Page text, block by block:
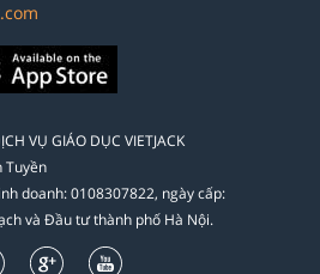
VỤ GIÁO DỤC VIETJACK
Tuyền
doanh: 0108307822, ngày cấp:
và Đầu tư thành phố Hà Nội.